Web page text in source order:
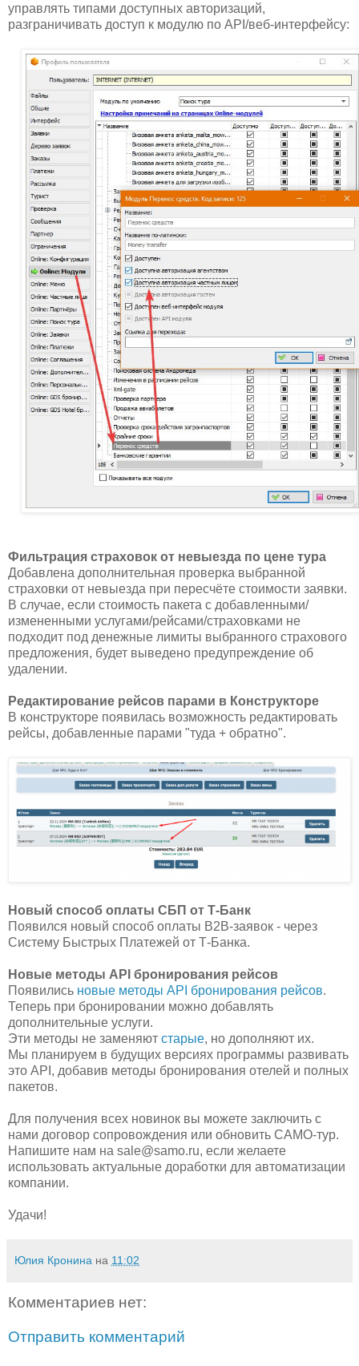
управлять типами доступных авторизаций,
разграничивать доступ к модулю по API/веб-интерфейсу:
Фильтрация страховок от невыезда по цене тура
Добавлена дополнительная проверка выбранной
страховки от невыезда при пересчёте стоимости заявки.
В случае, если стоимость пакета с добавленными/
измененными услугами/рейсами/страховками не
подходит под денежные лимиты выбранного страхового
предложения, будет выведено предупреждение об
удалении.
Редактирование рейсов парами в Конструкторе
В конструкторе появилась возможность редактировать
рейсы, добавленные парами "туда + обратно".
Новый способ оплаты СБП от Т-Банк
Появился новый способ оплаты B2B-заявок - через
Систему Быстрых Платежей от Т-Банка.
Новые методы API бронирования рейсов
Появились новые методы API бронирования рейсов.
Теперь при бронировании можно добавлять
дополнительные услуги.
Эти методы не заменяют старые, но дополняют их.
Мы планируем в будущих версиях программы развивать
это API, добавив методы бронирования отелей и полных
пакетов.
Для получения всех новинок вы можете заключить с
нами договор сопровождения или обновить САМО-тур.
Напишите нам на sale@samo.ru, если желаете
использовать актуальные доработки для автоматизации
компании.
Удачи!
Юлия Кронина на 11:02
Комментариев нет:
Отправить комментарий